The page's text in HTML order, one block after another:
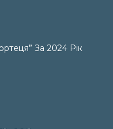
За 2024 Рік